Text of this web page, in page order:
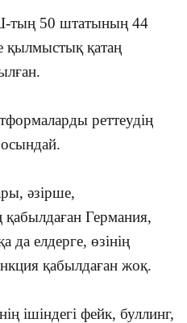
тың 50 штатының 44
қылмыстық қатаң
реттеудің
әзірше,
қабылдаған Германия,
да елдерге, өзінің
қабылдаған жоқ.
ішіндегі фейк, буллинг,